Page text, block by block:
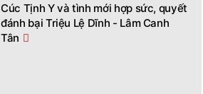
Cúc Tịnh Y và tình mới hợp sức, quyết
đánh bại Triệu Lệ Dĩnh - Lâm Canh
Tân